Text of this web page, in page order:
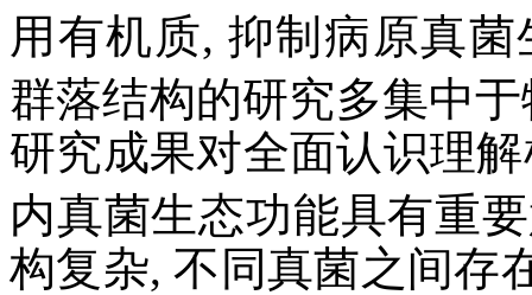
用有机质, 抑制病原真菌
群落结构的研究多集中
研究成果对全面认识理
内真菌生态功能具有重
构复杂, 不同真菌之间存